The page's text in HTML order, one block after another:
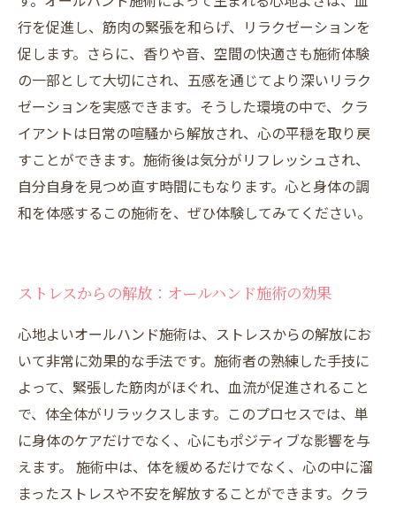
行を促進し、筋肉の緊張を和らげ、リラクゼーションを
促します。さらに、香りや音、空間の快適さも施術体験
の一部として大切にされ、五感を通じてより深いリラク
ゼーションを実感できます。そうした環境の中で、クラ
イアントは日常の喧騒から解放され、心の平穏を取り戻
すことができます。施術後は気分がリフレッシュされ、
自分自身を見つめ直す時間にもなります。心と身体の調
和を体感するこの施術を、ぜひ体験してみてください。
ストレスからの解放：オールハンド施術の効果
心地よいオールハンド施術は、ストレスからの解放にお
いて非常に効果的な手法です。施術者の熟練した手技に
よって、緊張した筋肉がほぐれ、血流が促進されること
で、体全体がリラックスします。このプロセスでは、単
に身体のケアだけでなく、心にもポジティブな影響を与
えます。 施術中は、体を緩めるだけでなく、心の中に溜
まったストレスや不安を解放することができます。クラ